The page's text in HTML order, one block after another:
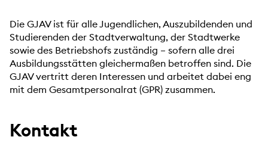
Die GJAV ist für alle Jugendlichen, Auszubildenden und
Studierenden der Stadtverwaltung, der Stadtwerke
sowie des Betriebshofs zuständig – sofern alle drei
Ausbildungsstätten gleichermaßen betroffen sind. Die
GJAV vertritt deren Interessen und arbeitet dabei eng
mit dem Gesamtpersonalrat (GPR) zusammen.
Kontakt